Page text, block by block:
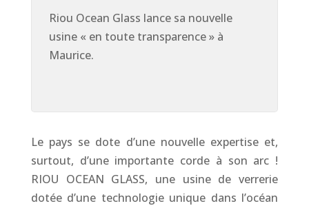
Riou Ocean Glass lance sa nouvelle
usine « en toute transparence » à
Maurice​.
Le pays se dote d’une nouvelle expertise et,
surtout, d’une importante corde à son arc !
RIOU OCEAN GLASS, une usine de verrerie
dotée d’une technologie unique dans l’océan